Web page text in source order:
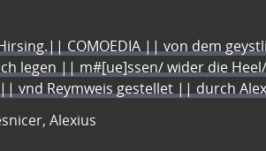
COMOEDIA || von dem
legen || m#[ue]ssen/ wider die
vnd Reymweis gestellet || durch
Alexius